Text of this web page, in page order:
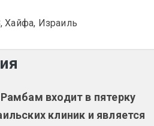
Хайфа, Израиль
входит в пятерку
клиник и является